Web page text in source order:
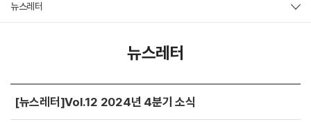
뉴스레터
뉴스레터
[뉴스레터]Vol.12 2024년 4분기 소식